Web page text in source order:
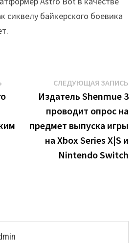
сиквелу байкерского боевика
Предыдущая
запись:
СЛЕДУЮЩАЯ ЗАПИСЬ
Издатель Shenmue 3
проводит опрос на
предмет выпуска игры
на Xbox Series X|S и
Nintendo Switch